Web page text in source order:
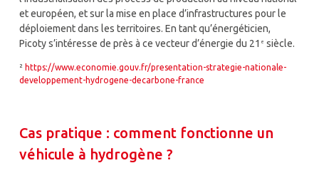
et européen, et sur la mise en place d’infrastructures pour le
déploiement dans les territoires. En tant qu’énergéticien,
Picoty s’intéresse de près à ce vecteur d’énergie du 21 e siècle.
² https://www.economie.gouv.fr/presentation-strategie-nationale-
developpement-hydrogene-decarbone-france
Cas pratique : comment fonctionne un
véhicule à hydrogène ?